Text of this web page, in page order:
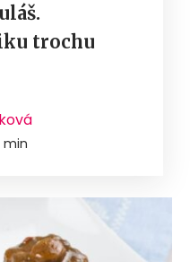
trochu
min